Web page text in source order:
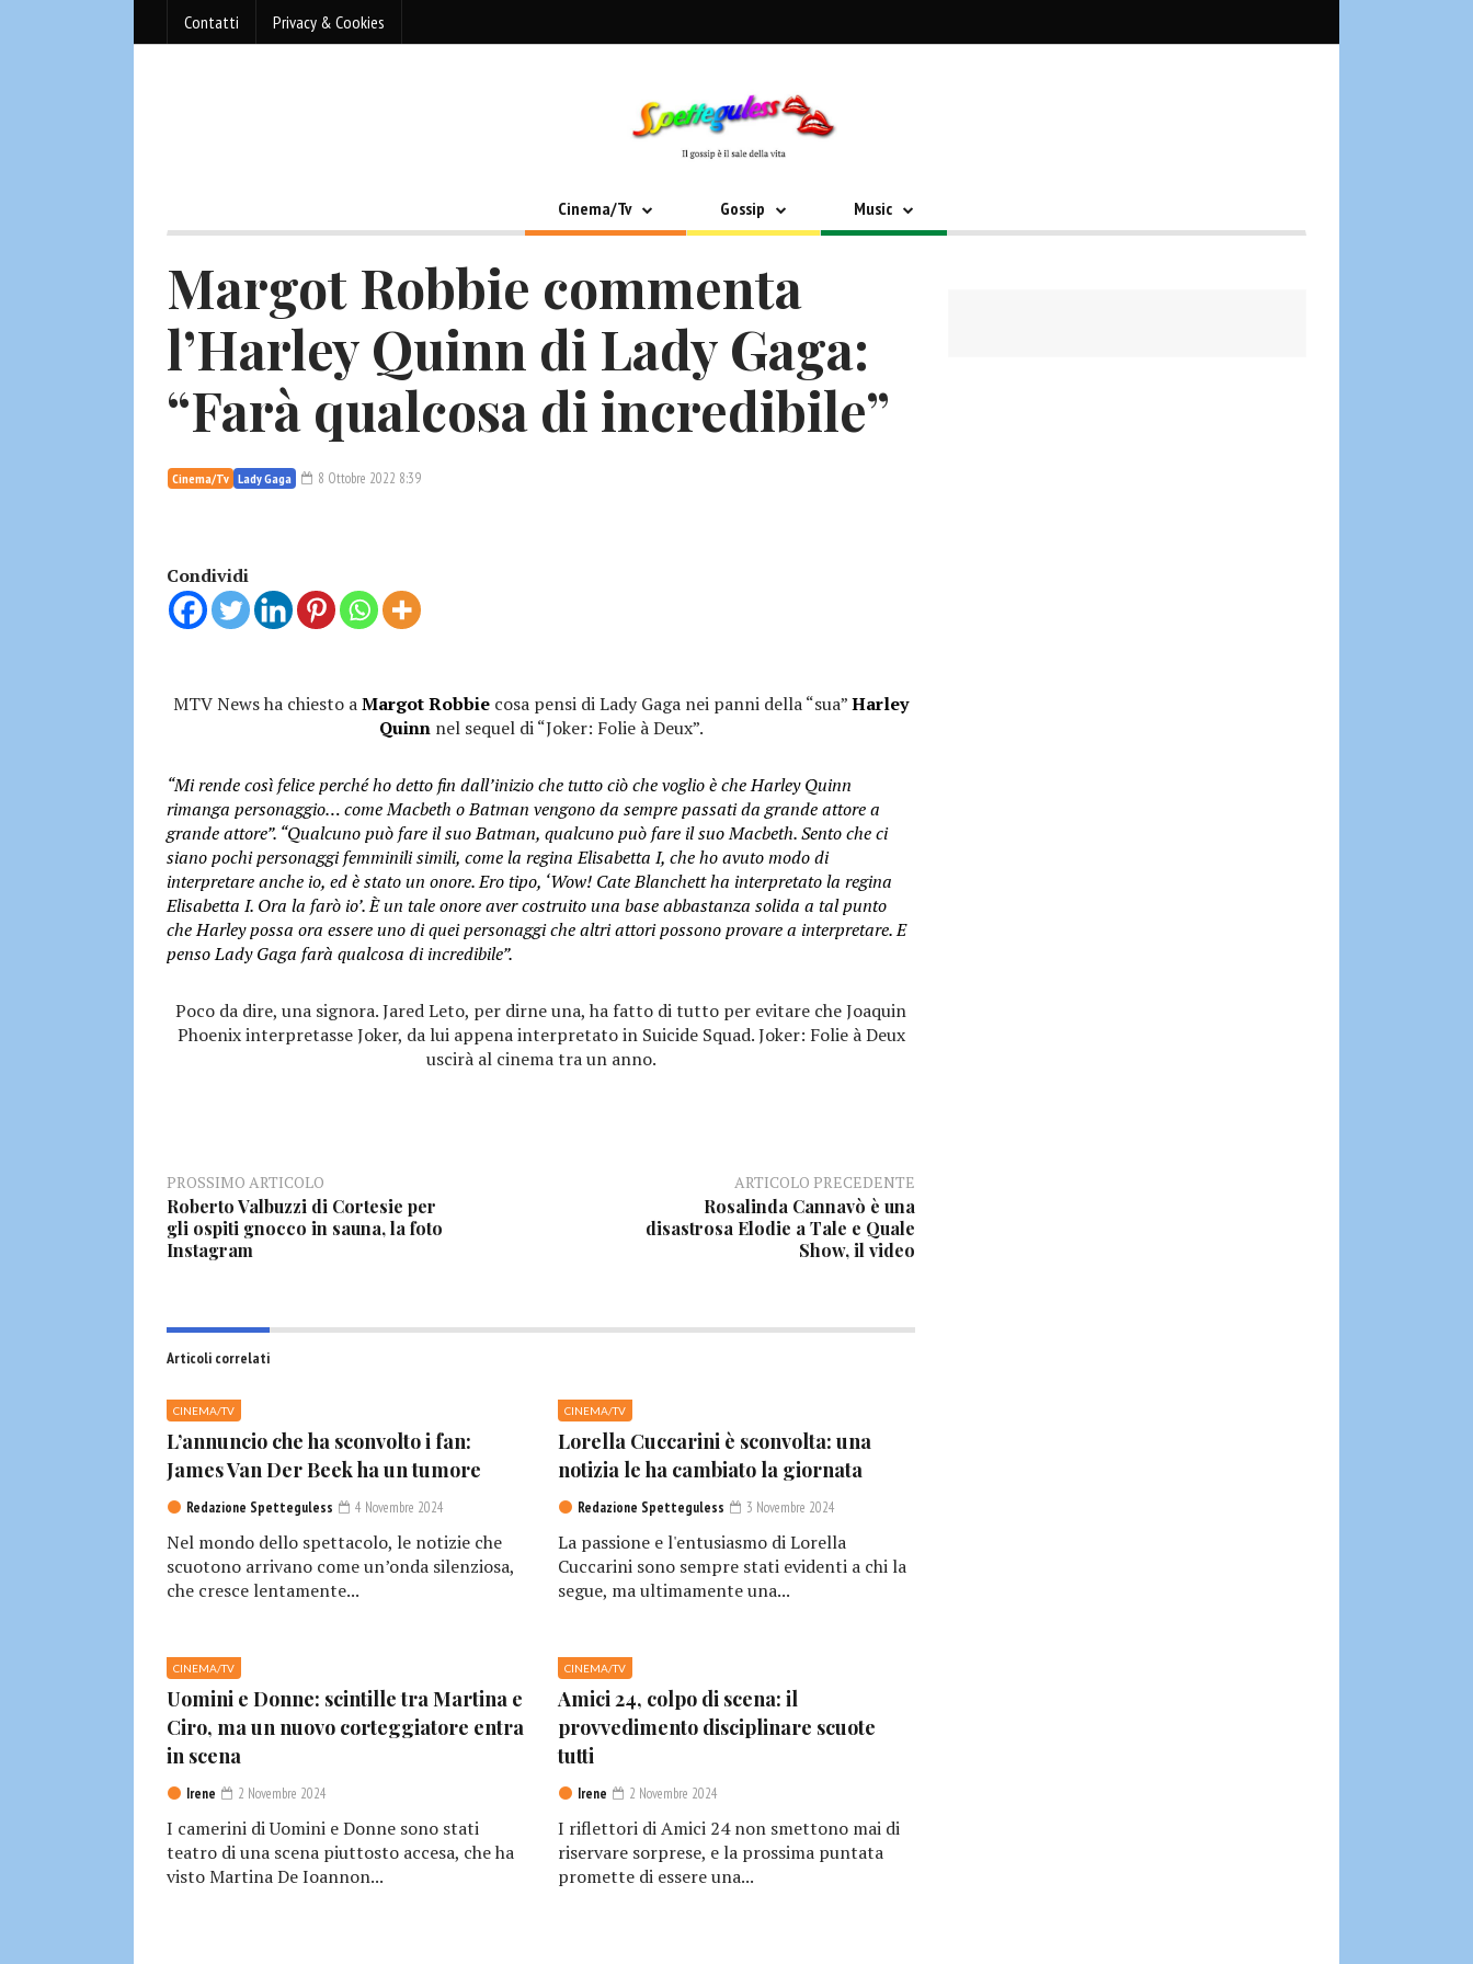
Contatti Privacy & Cookies
Cinema/Tv Gossip Music
Margot Robbie commenta
l’Harley Quinn di Lady Gaga:
“Farà qualcosa di incredibile”
Cinema/Tv Lady Gaga 8 Ottobre 2022 8:39
Condividi
MTV News ha chiesto aMargot Robbie cosa pensi di Lady Gaga nei panni della “sua”Harley
Quinnnel sequel di “Joker: Folie à Deux”.
“Mi rende così felice perché ho detto fin dall’inizio che tutto ciò che voglio è che Harley Quinn
rimanga personaggio… come Macbeth o Batman vengono da sempre passati da grande attore a
grande attore”. “Qualcuno può fare il suo Batman, qualcuno può fare il suo Macbeth. Sento che ci
siano pochi personaggi femminili simili, come la regina Elisabetta I, che ho avuto modo di
interpretare anche io, ed è stato un onore. Ero tipo, ‘Wow! Cate Blanchett ha interpretato la regina
Elisabetta I. Ora la farò io’. È un tale onore aver costruito una base abbastanza solida a tal punto
che Harley possa ora essere uno di quei personaggi che altri attori possono provare a interpretare. E
penso Lady Gaga farà qualcosa di incredibile”.
Poco da dire, una signora. Jared Leto, per dirne una, ha fatto di tutto per evitare che Joaquin
Phoenix interpretasse Joker, da lui appena interpretato in Suicide Squad. Joker: Folie à Deux
uscirà al cinema tra un anno.
PROSSIMO ARTICOLO
Roberto Valbuzzi di Cortesie per
gli ospiti gnocco in sauna, la foto
Instagram
ARTICOLO PRECEDENTE
Rosalinda Cannavò è una
disastrosa Elodie a Tale e Quale
Show, il video
Articoli correlati
CINEMA/TV
L’annuncio che ha sconvolto i fan:
James Van Der Beek ha un tumore
Redazione Spetteguless 4 Novembre 2024
Nel mondo dello spettacolo, le notizie che
scuotono arrivano come un’onda silenziosa,
che cresce lentamente...
CINEMA/TV
Lorella Cuccarini è sconvolta: una
notizia le ha cambiato la giornata
Redazione Spetteguless 3 Novembre 2024
La passione e l'entusiasmo di Lorella
Cuccarini sono sempre stati evidenti a chi la
segue, ma ultimamente una...
CINEMA/TV
Uomini e Donne: scintille tra Martina e
Ciro, ma un nuovo corteggiatore entra
in scena
Irene 2 Novembre 2024
I camerini di Uomini e Donne sono stati
teatro di una scena piuttosto accesa, che ha
visto Martina De Ioannon...
CINEMA/TV
Amici 24, colpo di scena: il
provvedimento disciplinare scuote
tutti
Irene 2 Novembre 2024
I riflettori di Amici 24 non smettono mai di
riservare sorprese, e la prossima puntata
promette di essere una...